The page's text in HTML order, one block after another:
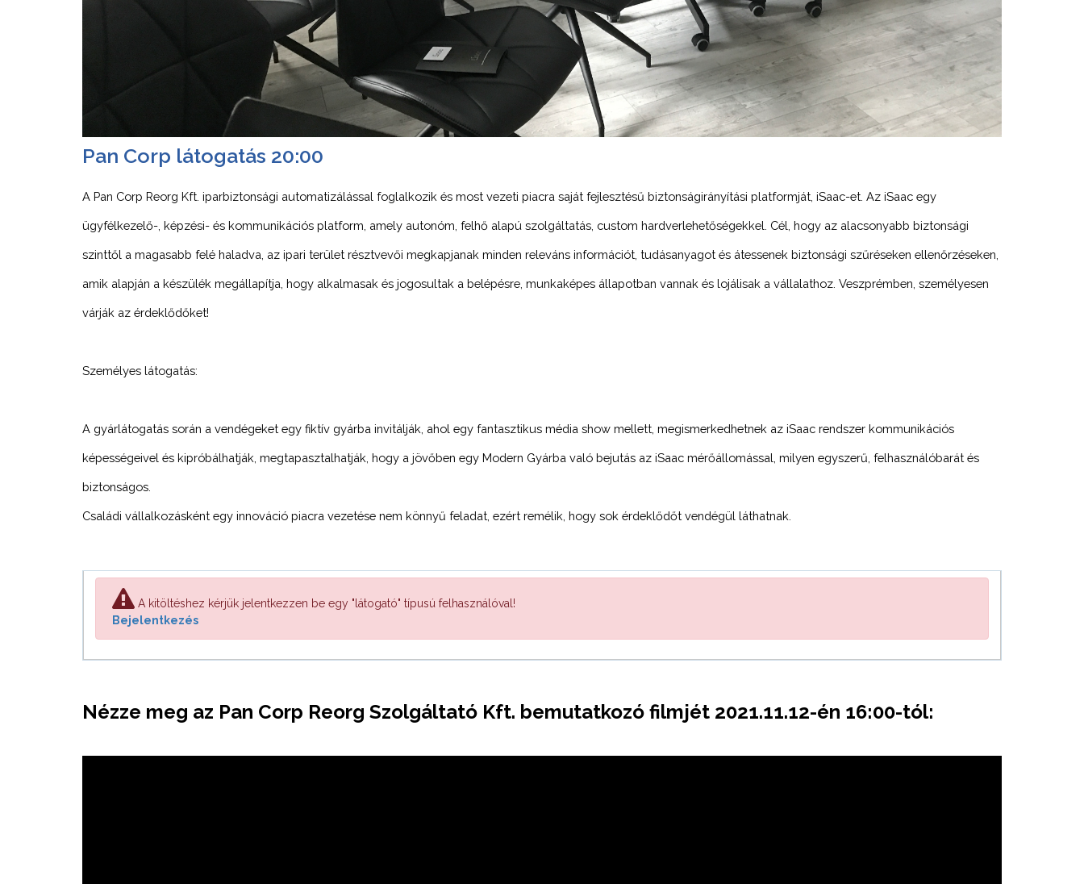
Pan Corp látogatás 20:00
A Pan Corp Reorg Kft. iparbiztonsági automatizálással foglalkozik és most vezeti piacra saját fejlesztésű biztonságirányítási platformját, iSaac-et. Az iSaac egy
ügyfélkezelő-, képzési- és kommunikációs platform, amely autonóm, felhő alapú szolgáltatás, custom hardverlehetőségekkel. Cél, hogy az alacsonyabb biztonsági
szinttől a magasabb felé haladva, az ipari terület résztvevői megkapjanak minden releváns információt, tudásanyagot és átessenek biztonsági szűréseken ellenőrzéseken,
amik alapján a készülék megállapítja, hogy alkalmasak és jogosultak a belépésre, munkaképes állapotban vannak és lojálisak a vállalathoz. Veszprémben, személyesen
várják az érdeklődőket!
Személyes látogatás:
A gyárlátogatás során a vendégeket egy fiktív gyárba invitálják, ahol egy fantasztikus média show mellett, megismerkedhetnek az iSaac rendszer kommunikációs
képességeivel és kipróbálhatják, megtapasztalhatják, hogy a jövőben egy Modern Gyárba való bejutás az iSaac mérőállomással, milyen egyszerű, felhasználóbarát és
biztonságos.
Családi vállalkozásként egy innováció piacra vezetése nem könnyű feladat, ezért remélik, hogy sok érdeklődőt vendégül láthatnak.
A kitöltéshez kérjük jelentkezzen be egy "látogató" típusú felhasználóval!
Bejelentkezés
Nézze meg az Pan Corp Reorg Szolgáltató Kft. bemutatkozó filmjét 2021.11.12-én 16:00-tól: